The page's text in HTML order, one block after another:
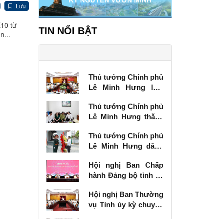
Lưu
từ
TIN NỔI BẬT
Thủ tướng Chính phủ
Lê Minh Hưng làm
vụ Tỉnh ủy Lạng Sơn
Thủ tướng Chính phủ
Lê Minh Hưng thăm,
binh tại Lạng Sơn
Thủ tướng Chính phủ
Lê Minh Hưng dâng
các Anh hùng liệt sĩ
tại Lạng Sơn
Hội nghị Ban Chấp
hành Đảng bộ tỉnh kỳ
Hội nghị Ban Thường
vụ Tỉnh ủy kỳ chuyên